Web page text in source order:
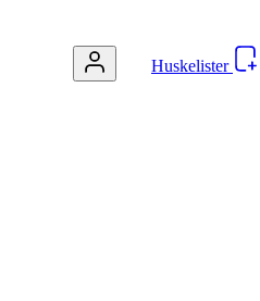
Huskelister